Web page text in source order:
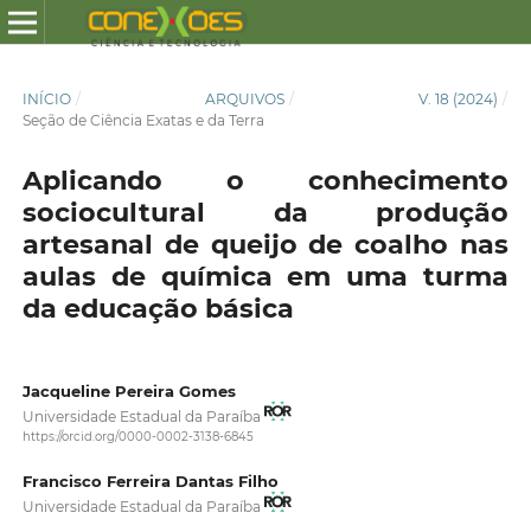
INÍCIO / ARQUIVOS / V. 18 (2024) /
Seção de Ciência Exatas e da Terra
Aplicando o conhecimento
sociocultural da produção
artesanal de queijo de coalho nas
aulas de química em uma turma
da educação básica
Jacqueline Pereira Gomes
Universidade Estadual da Paraíba
https://orcid.org/0000-0002-3138-6845
Francisco Ferreira Dantas Filho
Universidade Estadual da Paraíba